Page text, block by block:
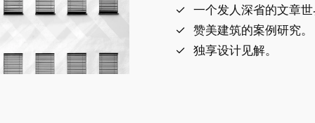
一个发人深省的文章
赞美建筑的案例研究。
独享设计见解。